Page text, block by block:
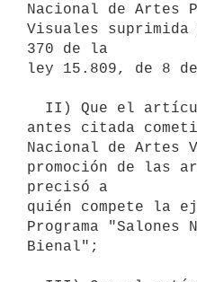
Nacional de Artes
Visuales
370 de la
ley 15.809, de 8
antes citada
Nacional de Artes
promoción de las
precisó a
quién compete la
Programa "Salones
Bienal";